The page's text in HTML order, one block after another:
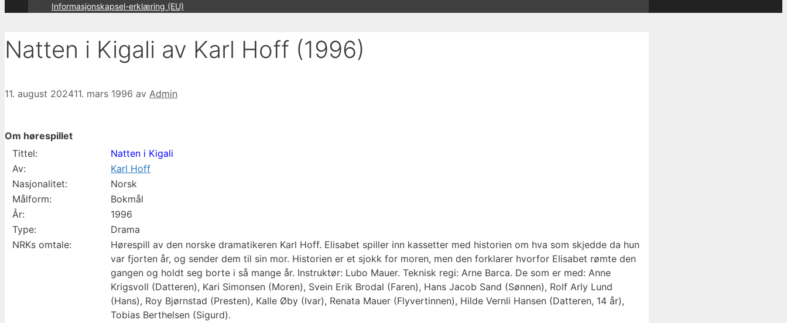
Informasjonskapsel-erklæring (EU)
Natten i Kigali av Karl Hoff (1996)
11. august 202411. mars 1996 av Admin
Om hørespillet
Tittel:
Natten i Kigali
Av:
Karl Hoff
Nasjonalitet:
Norsk
Målform:
Bokmål
År:
1996
Type:
Drama
NRKs omtale:
Hørespill av den norske dramatikeren Karl Hoff. Elisabet spiller inn kassetter med historien om hva som skjedde da hun
var fjorten år, og sender dem til sin mor. Historien er et sjokk for moren, men den forklarer hvorfor Elisabet rømte den
gangen og holdt seg borte i så mange år. Instruktør: Lubo Mauer. Teknisk regi: Arne Barca. De som er med: Anne
Krigsvoll (Datteren), Kari Simonsen (Moren), Svein Erik Brodal (Faren), Hans Jacob Sand (Sønnen), Rolf Arly Lund
(Hans), Roy Bjørnstad (Presten), Kalle Øby (Ivar), Renata Mauer (Flyvertinnen), Hilde Vernli Hansen (Datteren, 14 år),
Tobias Berthelsen (Sigurd).